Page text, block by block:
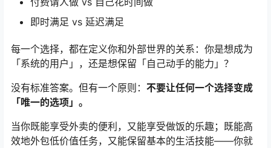
即时满足 vs 延迟满足
每一个选择，都在定义你和外部世界的关系：你是想成为
「系统的用户」，还是想保留「自己动手的能力」？
没有标准答案。但有一个原则： 不要让任何一个选择变成
「唯一的选项」。
当你既能享受外卖的便利，又能享受做饭的乐趣；既能高
效地外包低价值任务，又能保留基本的生活技能——你就